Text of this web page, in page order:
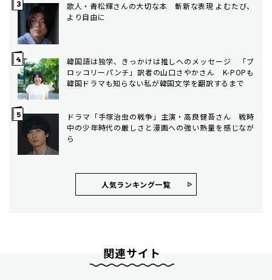
歌人・青松輝さんの大切な本 斬新な表現 よむたび、
より自由に
韓国語は独学、きっかけは推しへのメッセージ 「ブ
ロッコリーパンチ」訳者の山口さやかさん K-POPも
韓国ドラマも知らない私が韓国文学を翻訳するまで
ドラマ「手塚治虫の戦争」主演・高良健吾さん 戦時
中の少年時代の厳しさと漫画への強い熱量を感じなが
ら
人気ランキング⼀覧
関連サイト